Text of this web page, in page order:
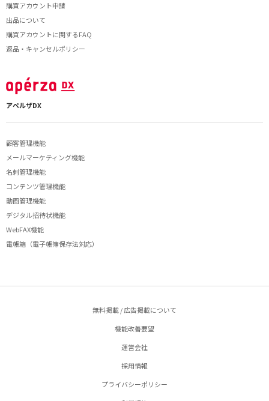
購買アカウント申請
出品について
購買アカウントに関するFAQ
返品・キャンセルポリシー
アペルザDX
顧客管理機能
メールマーケティング機能
名刺管理機能
コンテンツ管理機能
動画管理機能
デジタル招待状機能
WebFAX機能
電帳箱（電子帳簿保存法対応）
無料掲載 / 広告掲載について
機能改善要望
運営会社
採用情報
プライバシーポリシー